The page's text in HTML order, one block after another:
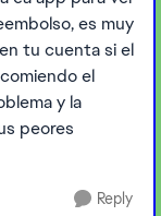
es muy
tu cuenta si el
el
y la
peores
Reply